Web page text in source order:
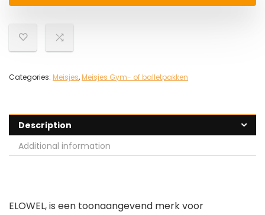
Categories: Meisjes,Meisjes Gym- of balletpakken
Description
Additional information
ELOWEL, is een toonaangevend merk voor